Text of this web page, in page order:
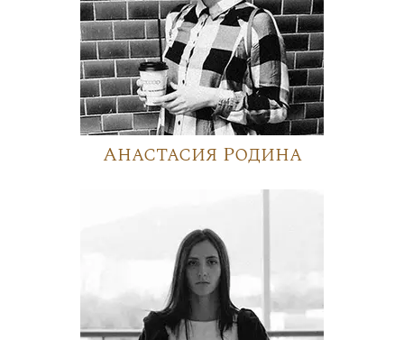
Анастасия Родина